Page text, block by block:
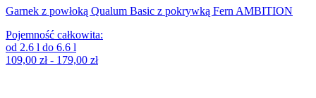
Garnek z powłoką Qualum Basic z pokrywką Fern AMBITION
Pojemność całkowita:
od 2.6 l do 6.6 l
109,00 zł - 179,00 zł